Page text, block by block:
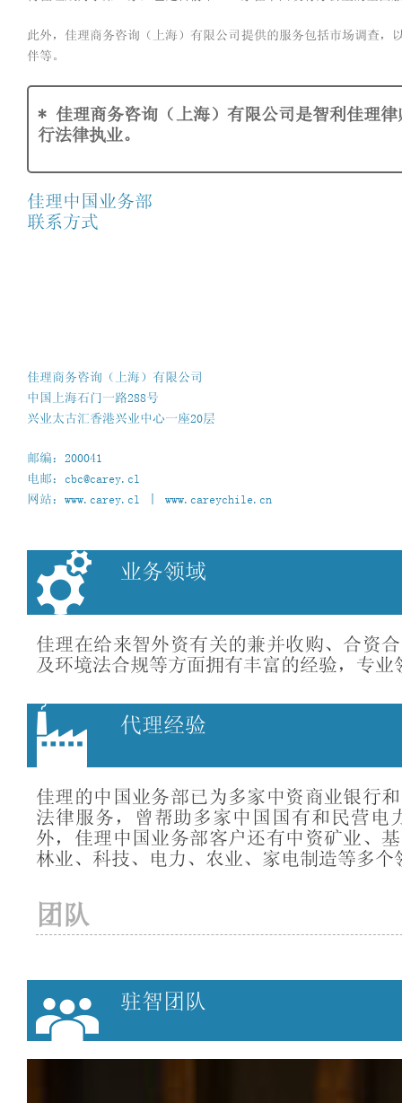
此外，佳理商务咨询（上海）有限公司提供的服务包括市场调查
伴等。
* 佳理商务咨询（上海）有限公司是智利佳理
行法律执业。
佳理中国业务部
联系方式
佳理商务咨询（上海）有限公司
中国上海石门一路288号
兴业太古汇香港兴业中心一座20层
邮编：200041
电邮：cbc@carey.cl
网站：www.carey.cl 丨 www.careychile.cn
业务领域
佳理在给来智外资有关的兼并收购、合资
及环境法合规等方面拥有丰富的经验，专
代理经验
佳理的中国业务部已为多家中资商业银行
法律服务，曾帮助多家中国国有和民营电
外，佳理中国业务部客户还有中资矿业、
林业、科技、电力、农业、家电制造等多个
团队
驻智团队